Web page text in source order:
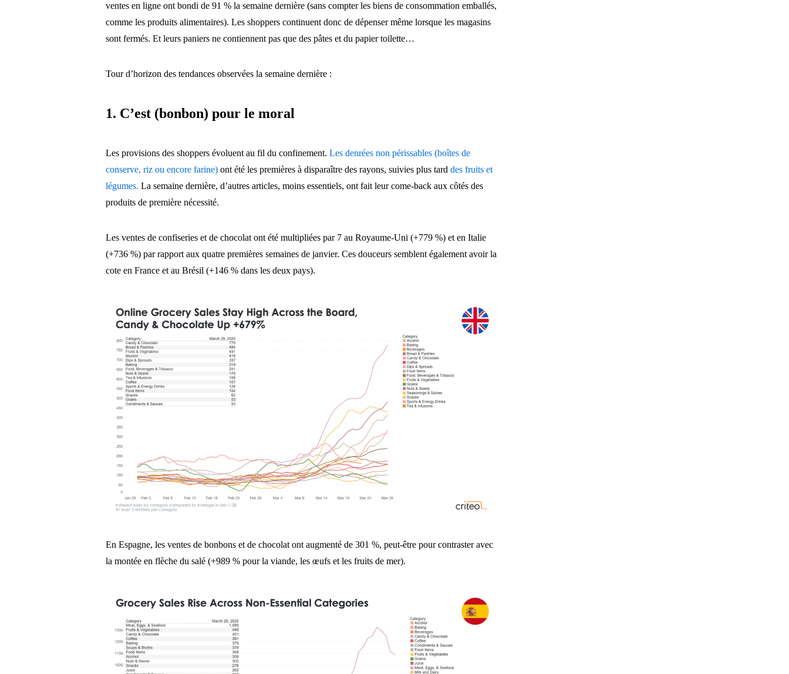
ventes en ligne ont bondi de 91 % la semaine dernière (sans compter les biens de consommation emballés,
comme les produits alimentaires). Les shoppers continuent donc de dépenser même lorsque les magasins
sont fermés. Et leurs paniers ne contiennent pas que des pâtes et du papier toilette…
Tour d’horizon des tendances observées la semaine dernière :
1. C’est (bonbon) pour le moral
Les provisions des shoppers évoluent au fil du confinement.Les denrées non périssables (boîtes de
conserve, riz ou encore farine)ont été les premières à disparaître des rayons, suivies plus tarddes fruits et
légumes. La semaine dernière, d’autres articles, moins essentiels, ont fait leur come-back aux côtés des
produits de première nécessité.
Les ventes de confiseries et de chocolat ont été multipliées par 7 au Royaume-Uni (+779 %) et en Italie
(+736 %) par rapport aux quatre premières semaines de janvier. Ces douceurs semblent également avoir la
cote en France et au Brésil (+146 % dans les deux pays).
En Espagne, les ventes de bonbons et de chocolat ont augmenté de 301 %, peut-être pour contraster avec
la montée en flèche du salé (+989 % pour la viande, les œufs et les fruits de mer).